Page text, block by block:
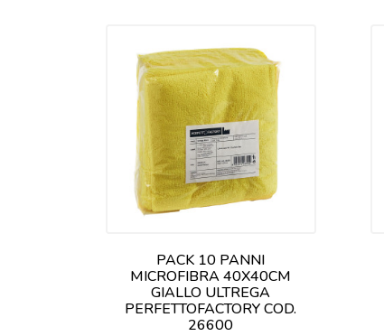
PACK 10 PANNI
MICROFIBRA 40X40CM
GIALLO ULTREGA
PERFETTOFACTORY COD.
26600